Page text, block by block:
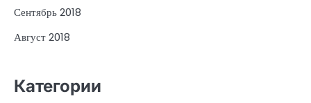
Сентябрь 2018
Август 2018
Категории